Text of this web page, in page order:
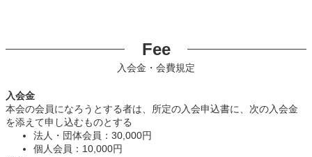
Fee
入会金・会費規定
入会金
本会の会員になろうとする者は、所定の入会申込書に、次の入会金
を添えて申し込むものとする
法人・団体会員：30,000円
個人会員：10,000円